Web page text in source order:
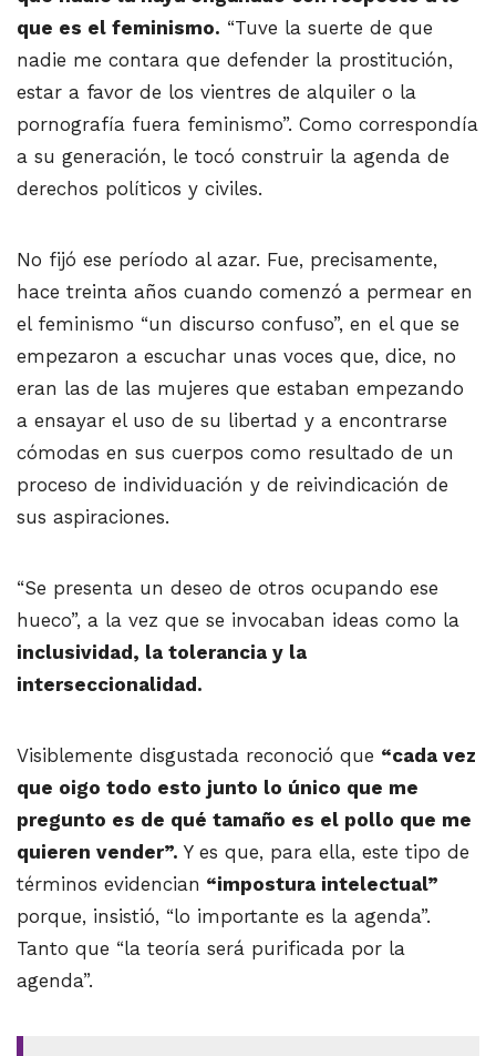
que es el feminismo. “Tuve la suerte de que
nadie me contara que defender la prostitución,
estar a favor de los vientres de alquiler o la
pornografía fuera feminismo”. Como correspondía
a su generación, le tocó construir la agenda de
derechos políticos y civiles.
No fijó ese período al azar. Fue, precisamente,
hace treinta años cuando comenzó a permear en
el feminismo “un discurso confuso”, en el que se
empezaron a escuchar unas voces que, dice, no
eran las de las mujeres que estaban empezando
a ensayar el uso de su libertad y a encontrarse
cómodas en sus cuerpos como resultado de un
proceso de individuación y de reivindicación de
sus aspiraciones.
“Se presenta un deseo de otros ocupando ese
hueco”, a la vez que se invocaban ideas como la
inclusividad, la tolerancia y la
interseccionalidad.
Visiblemente disgustada reconoció que “cada vez
que oigo todo esto junto lo único que me
pregunto es de qué tamaño es el pollo que me
quieren vender”. Y es que, para ella, este tipo de
términos evidencian “impostura intelectual”
porque, insistió, “lo importante es la agenda”.
Tanto que “la teoría será purificada por la
agenda”.